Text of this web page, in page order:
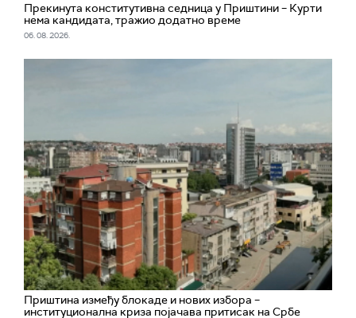
Прекинута конститутивна седница у Приштини – Курти
нема кандидата, тражио додатно време
06. 08. 2026.
Приштина између блокаде и нових избора –
институционална криза појачава притисак на Србе